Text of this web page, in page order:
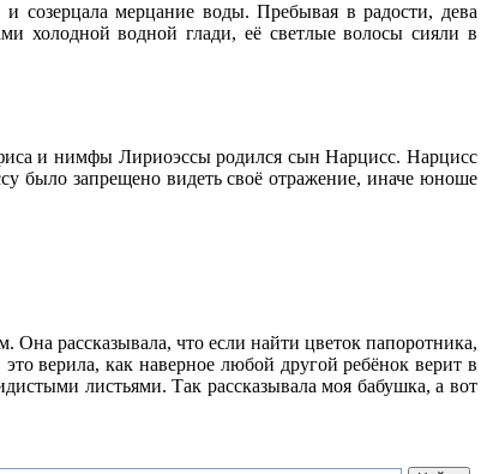
созерцала мерцание воды. Пребывая в радости, дева
холодной водной глади, её светлые волосы сияли в
и нимфы Лириоэссы родился сын Нарцисс. Нарцисс
было запрещено видеть своё отражение, иначе юноше
Она рассказывала, что если найти цветок папоротника,
верила, как наверное любой другой ребёнок верит в
листьями. Так рассказывала моя бабушка, а вот